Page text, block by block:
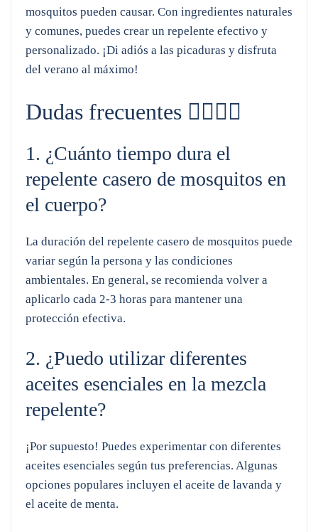
mosquitos pueden causar. Con ingredientes naturales
y comunes, puedes crear un repelente efectivo y
personalizado. ¡Di adiós a las picaduras y disfruta
del verano al máximo!
Dudas frecuentes 🙋‍♀️🙋‍♂️
1. ¿Cuánto tiempo dura el
repelente casero de mosquitos en
el cuerpo?
La duración del repelente casero de mosquitos puede
variar según la persona y las condiciones
ambientales. En general, se recomienda volver a
aplicarlo cada 2-3 horas para mantener una
protección efectiva.
2. ¿Puedo utilizar diferentes
aceites esenciales en la mezcla
repelente?
¡Por supuesto! Puedes experimentar con diferentes
aceites esenciales según tus preferencias. Algunas
opciones populares incluyen el aceite de lavanda y
el aceite de menta.